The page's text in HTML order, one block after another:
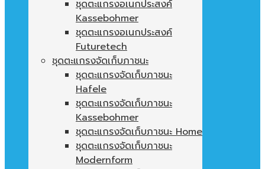
ชุดตะแกรงอเนกประสงค์
Kassebohmer
ชุดตะแกรงอเนกประสงค์
Futuretech
ชุดตะแกรงจัดเก็บภาชนะ
ชุดตะแกรงจัดเก็บภาชนะ
Hafele
ชุดตะแกรงจัดเก็บภาชนะ
Kassebohmer
ชุดตะแกรงจัดเก็บภาชนะ Home
ชุดตะแกรงจัดเก็บภาชนะ
Modernform